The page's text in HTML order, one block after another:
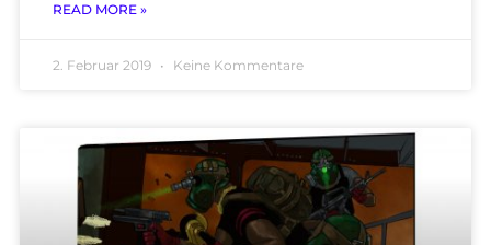
READ MORE »
2. Februar 2019 Keine Kommentare